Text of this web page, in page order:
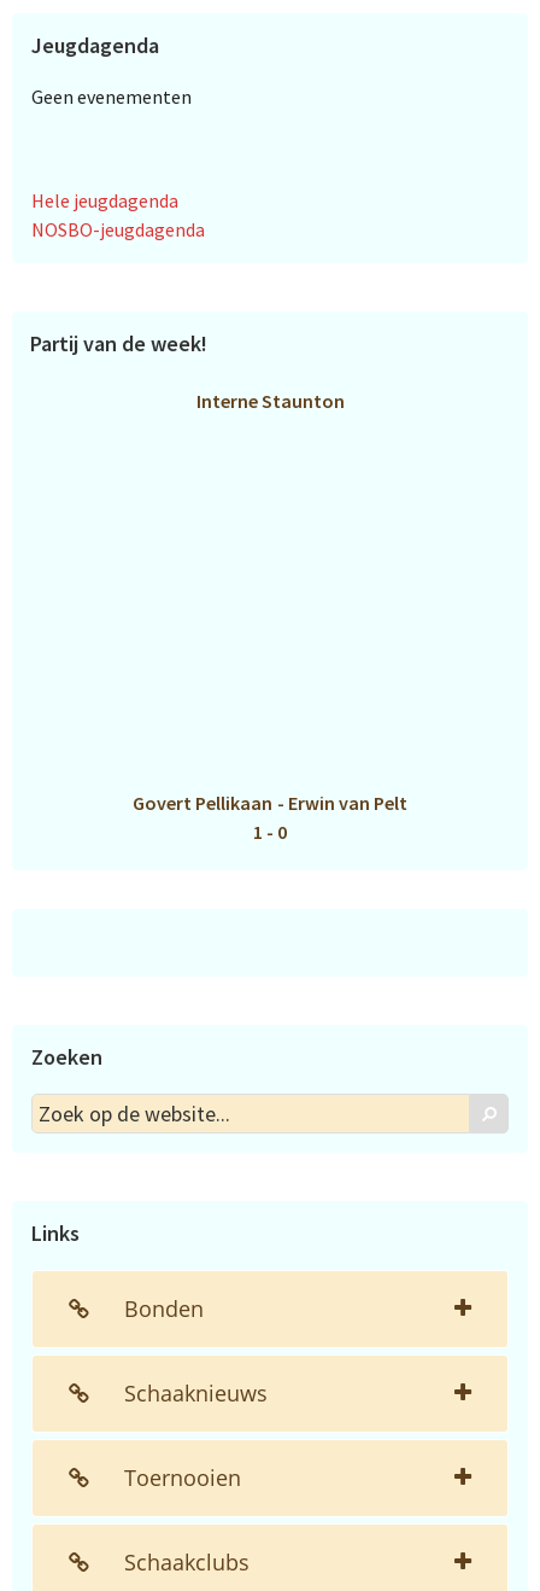
Jeugdagenda
Geen evenementen
Hele jeugdagenda
NOSBO-jeugdagenda
Partij van de week!
Interne Staunton
Govert Pellikaan - Erwin van Pelt
1 - 0
Zoeken
Zoek
op
Zoek
Links
Bonden
Schaaknieuws
Toernooien
Schaakclubs